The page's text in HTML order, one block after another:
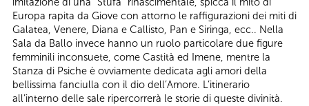
Europa rapita da Giove con attorno le raffigurazioni dei miti di
Galatea, Venere, Diana e Callisto, Pan e Siringa, ecc.. Nella
Sala da Ballo invece hanno un ruolo particolare due figure
femminili inconsuete, come Castità ed Imene, mentre la
Stanza di Psiche è ovviamente dedicata agli amori della
bellissima fanciulla con il dio dell’Amore. L’itinerario
all’interno delle sale ripercorrerà le storie di queste divinità.